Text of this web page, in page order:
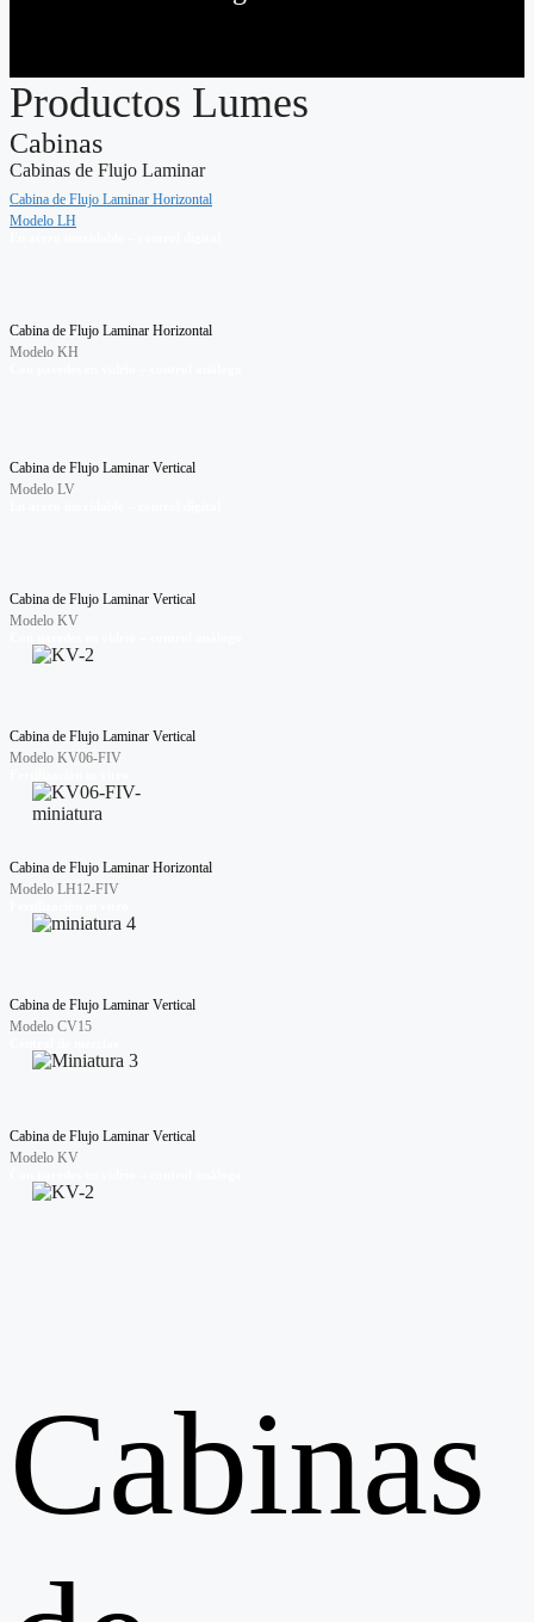
Productos Lumes
Cabinas
Cabinas de Flujo Laminar
Cabina de Flujo Laminar Horizontal
Modelo LH
Cabina de Flujo Laminar Horizontal
Modelo KH
Cabina de Flujo Laminar Vertical
Modelo LV
Cabina de Flujo Laminar Vertical
Modelo KV
Cabina de Flujo Laminar Vertical
Modelo KV06-FIV
Cabina de Flujo Laminar Horizontal
Modelo LH12-FIV
Cabina de Flujo Laminar Vertical
Modelo CV15
Cabina de Flujo Laminar Vertical
Modelo KV
Cabinas